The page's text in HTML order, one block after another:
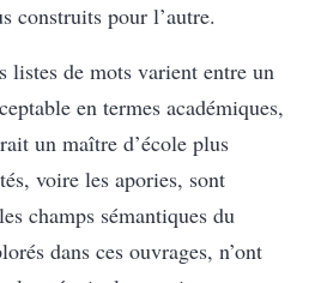
construits pour l’autre.
listes de mots varient entre un
en termes académiques,
un maître d’école plus
voire les apories, sont
champs sémantiques du
dans ces ouvrages, n’ont